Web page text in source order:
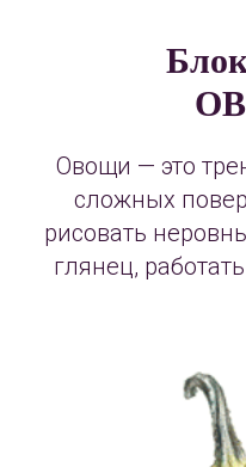
Овощи — это
сложных
рисовать
глянец,